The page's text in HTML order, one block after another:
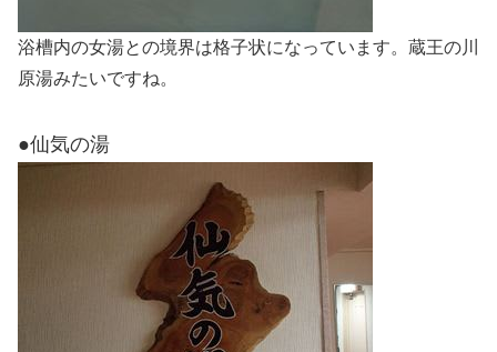
浴槽内の女湯との境界は格子状になっています。蔵王の川
原湯みたいですね。
●仙気の湯